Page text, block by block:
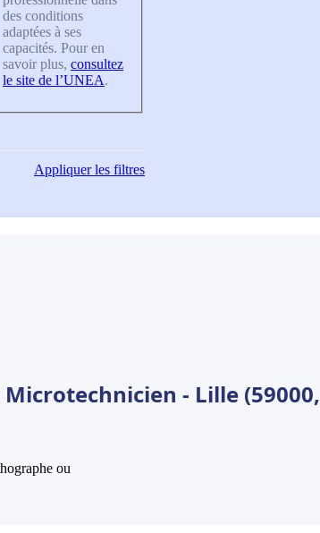
des conditions
adaptées à ses
capacités. Pour en
savoir plus, consultez
le site de l’UNEA.
Appliquerles filtres
- Lille (59000,
ou